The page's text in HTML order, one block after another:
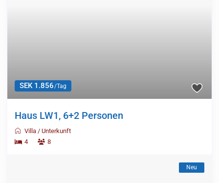
SEK 1.856/Tag
Haus LW1, 6+2 Personen
Villa /Unterkunft
4
8
Neu